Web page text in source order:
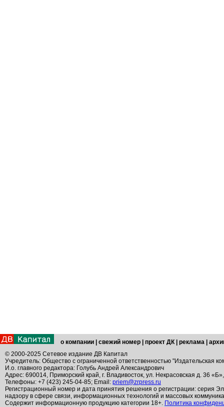
о компании свежий номер проект ДК реклама
© 2000-2025 Сетевое издание ДВ Капитал
Учредитель: Общество с ограниченной ответственностью "Издательская
И.о. главного редактора: Голубь Андрей Александрович
Адрес: 690014, Приморский край, г. Владивосток, ул. Некрасовская д. 36
Телефоны: +7 (423) 245-04-85; Email: priem@zrpress.ru
Регистрационный номер и дата принятия решения о регистрации: серия
надзору в сфере связи, информационных технологий и массовых
Содержит информационную продукцию категории 18+. Политика